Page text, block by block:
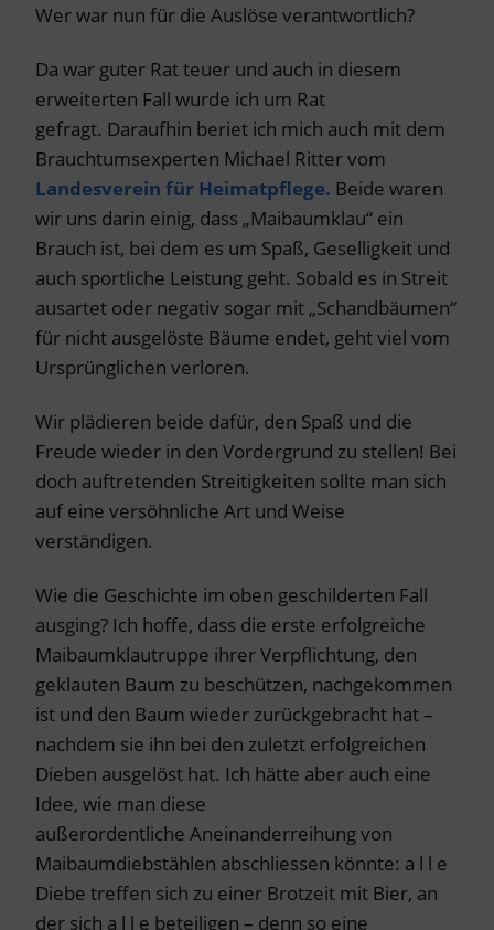
Wer war nun für die Auslöse verantwortlich?
Da war guter Rat teuer und auch in diesem
erweiterten Fall wurde ich um Rat
gefragt. Daraufhin beriet ich mich auch mit dem
Brauchtumsexperten Michael Ritter vom
Landesverein für Heimatpflege. Beide waren
wir uns darin einig, dass „Maibaumklau“ ein
Brauch ist, bei dem es um Spaß, Geselligkeit und
auch sportliche Leistung geht. Sobald es in Streit
ausartet oder negativ sogar mit „Schandbäumen“
für nicht ausgelöste Bäume endet, geht viel vom
Ursprünglichen verloren.
Wir plädieren beide dafür, den Spaß und die
Freude wieder in den Vordergrund zu stellen! Bei
doch auftretenden Streitigkeiten sollte man sich
auf eine versöhnliche Art und Weise
verständigen.
Wie die Geschichte im oben geschilderten Fall
ausging? Ich hoffe, dass die erste erfolgreiche
Maibaumklautruppe ihrer Verpflichtung, den
geklauten Baum zu beschützen, nachgekommen
ist und den Baum wieder zurückgebracht hat –
nachdem sie ihn bei den zuletzt erfolgreichen
Dieben ausgelöst hat. Ich hätte aber auch eine
Idee, wie man diese
außerordentliche Aneinanderreihung von
Maibaumdiebstählen abschliessen könnte: a l l e
Diebe treffen sich zu einer Brotzeit mit Bier, an
der sich a l l e beteiligen – denn so eine